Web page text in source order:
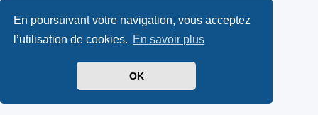
En poursuivant votre navigation, vous acceptez
l’utilisation de cookies. En savoir plus
OK